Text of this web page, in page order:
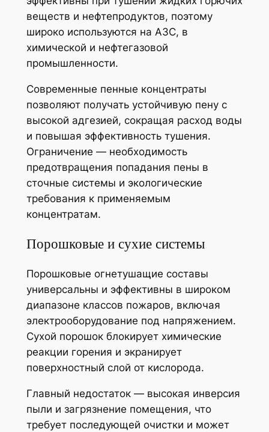
веществ и нефтепродуктов, поэтому
широко используются на АЗС, в
химической и нефтегазовой
промышленности.
Современные пенные концентраты
позволяют получать устойчивую пену с
высокой адгезией, сокращая расход воды
и повышая эффективность тушения.
Ограничение — необходимость
предотвращения попадания пены в
сточные системы и экологические
требования к применяемым
концентратам.
Порошковые и сухие системы
Порошковые огнетушащие составы
универсальны и эффективны в широком
диапазоне классов пожаров, включая
электрооборудование под напряжением.
Сухой порошок блокирует химические
реакции горения и экранирует
поверхностный слой от кислорода.
Главный недостаток — высокая инверсия
пыли и загрязнение помещения, что
требует последующей очистки и может